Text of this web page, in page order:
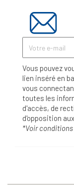
Vous pouvez
lien inséré en
vous
toutes les
d'accès, de
d'opposition
*Voir